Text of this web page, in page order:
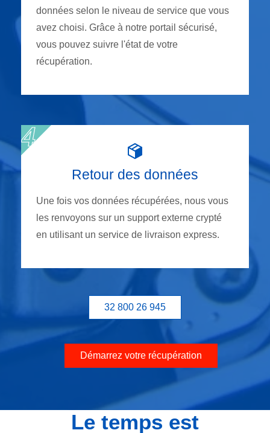
données selon le niveau de service que vous
avez choisi. Grâce à notre portail sécurisé,
vous pouvez suivre l'état de votre
récupération.
Retour des données
Une fois vos données récupérées, nous vous
les renvoyons sur un support externe crypté
en utilisant un service de livraison express.
32 800 26 945
Démarrez votre récupération
Le temps est